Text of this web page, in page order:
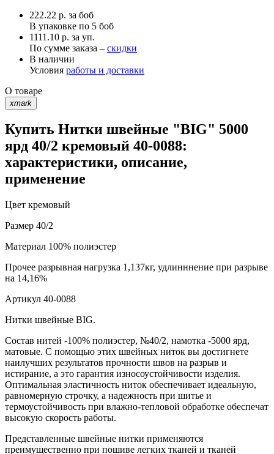
222.22 р. за боб
В упаковке по 5 боб
1111.10 р. за уп.
По сумме заказа – скидки
В наличии
Условия работы и доставки
О товаре
xmark
Купить Нитки швейные "BIG" 5000
ярд 40/2 кремовый 40-0088:
характеристики, описание,
применение
Цвет кремовый
Размер 40/2
Материал 100% полиэстер
Прочее разрывная нагрузка 1,137кг, удлинннение при разрыве
на 14,16%
Артикул 40-0088
Нитки швейные BIG.
Состав нитей -100% полиэстер, №40/2, намотка -5000 ярд,
матовые. С помощью этих швейных ниток вы достигнете
наилучших результатов прочности швов на разрыв и
истирание, а это гарантия износоустойчивости изделия.
Оптимальная эластичность ниток обеспечивает идеальную,
равномерную строчку, а надежность при шитье и
термоустойчивость при влажно-тепловой обработке обеспечат
высокую скорость работы.
Представленные швейные нитки применяются
преимущественно при пошиве легких тканей и тканей